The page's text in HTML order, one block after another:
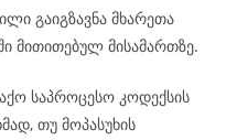
გაიგზავნა მხარეთა
მითითებულ მისამართზე.
საპროცესო კოდექსის
თუ მოპასუხის